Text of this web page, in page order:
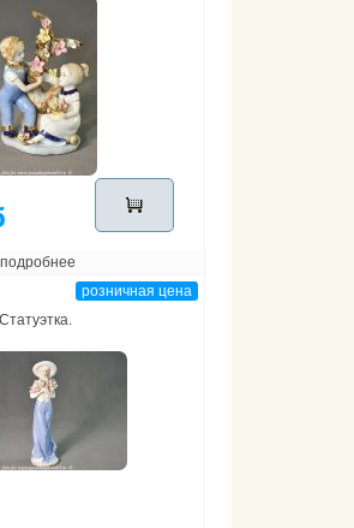
подробнее
розничная цена
Статуэтка.